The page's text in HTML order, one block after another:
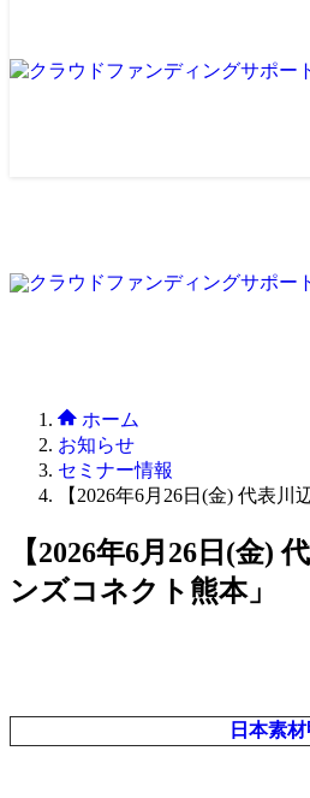
ホーム
お知らせ
セミナー情報
【2026年6月26日(金) 代表
【2026年6月26日(金
ンズコネクト熊本」
日本素